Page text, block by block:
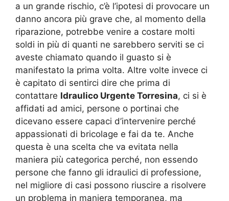
a un grande rischio, c’è l’ipotesi di provocare un
danno ancora più grave che, al momento della
riparazione, potrebbe venire a costare molti
soldi in più di quanti ne sarebbero serviti se ci
aveste chiamato quando il guasto si è
manifestato la prima volta. Altre volte invece ci
è capitato di sentirci dire che prima di
contattare Idraulico Urgente Torresina, ci si è
affidati ad amici, persone o portinai che
dicevano essere capaci d’intervenire perché
appassionati di bricolage e fai da te. Anche
questa è una scelta che va evitata nella
maniera più categorica perché, non essendo
persone che fanno gli idraulici di professione,
nel migliore di casi possono riuscire a risolvere
un problema in maniera temporanea, ma